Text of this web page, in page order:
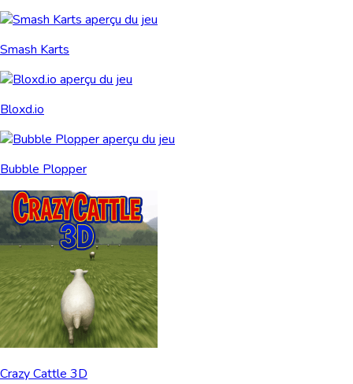
Smash Karts
Bloxd.io
Bubble Plopper
Crazy Cattle 3D